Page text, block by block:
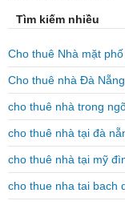
Tìm kiếm nhiều
Cho thuê Nhà mặt
Cho thuê nhà Đà Nẵng
cho thuê nhà trong
cho thuê nhà tại đà
cho thuê nhà tại mỹ
cho thue nha tai bach